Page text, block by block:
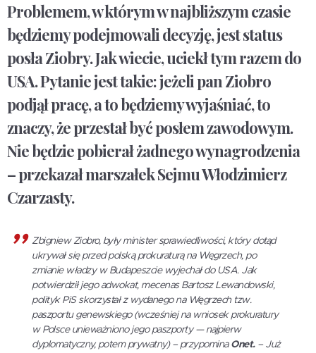
Problemem, w którym w najbliższym czasie
będziemy podejmowali decyzję, jest status
posła Ziobry. Jak wiecie, uciekł tym razem do
USA. Pytanie jest takie: jeżeli pan Ziobro
podjął pracę, a to będziemy wyjaśniać, to
znaczy, że przestał być posłem zawodowym.
Nie będzie pobierał żadnego wynagrodzenia
– przekazał marszałek Sejmu Włodzimierz
Czarzasty.
Zbigniew Ziobro, były minister sprawiedliwości, który dotąd
ukrywał się przed polską prokuraturą na Węgrzech, po
zmianie władzy w Budapeszcie wyjechał do USA. Jak
potwierdził jego adwokat, mecenas Bartosz Lewandowski,
polityk PiS skorzystał z wydanego na Węgrzech tzw.
paszportu genewskiego (wcześniej na wniosek prokuratury
w Polsce unieważniono jego paszporty — najpierw
dyplomatyczny, potem prywatny) – przypomina Onet. – Już